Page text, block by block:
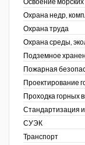
Охрана недр,
Охрана труда
Охрана среды,
Подземное
Пожарная
Проектирование
Проходка горных
Стандартизация
СУЭК
Транспорт